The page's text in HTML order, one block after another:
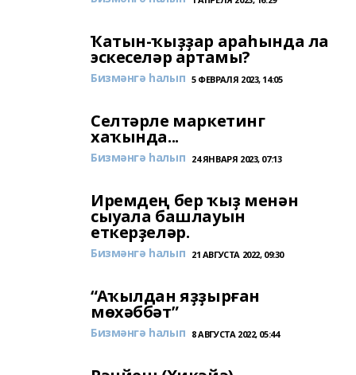
Ҡатын-ҡыҙҙар араһында ла
эскеселәр артамы?
Бизмәнгә һалып 5 ФЕВРАЛЯ 2023, 14:05
Селтәрле маркетинг
хаҡында...
Бизмәнгә һалып 24 ЯНВАРЯ 2023, 07:13
Иремдең бер ҡыҙ менән
сыуала башлауын
еткерҙеләр.
Бизмәнгә һалып 21 АВГУСТА 2022, 09:30
“Аҡылдан яҙҙырған
мөхәббәт”
Бизмәнгә һалып 8 АВГУСТА 2022, 05:44